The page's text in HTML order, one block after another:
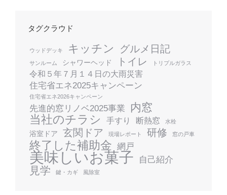
タグクラウド
ウッドデッキ キッチン グルメ日記
サンルーム シャワーヘッド トイレ トリプルガラス
令和５年７月１４日の大雨災害
住宅省エネ2025キャンペーン
住宅省エネ2026キャンペーン
先進的窓リノベ2025事業 内窓
当社のチラシ 手すり 断熱窓 水栓
浴室ドア 玄関ドア 現場レポート 研修 窓の戸車
終了した補助金 網戸
美味しいお菓子 自己紹介
見学 鍵・カギ 風除室